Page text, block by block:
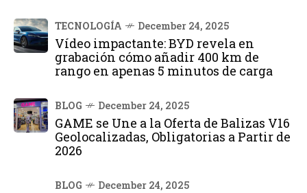
TECNOLOGÍA December 24, 2025
Vídeo impactante: BYD revela en
grabación cómo añadir 400 km de
rango en apenas 5 minutos de carga
BLOG December 24, 2025
GAME se Une a la Oferta de Balizas V16
Geolocalizadas, Obligatorias a Partir de
2026
BLOG December 24, 2025